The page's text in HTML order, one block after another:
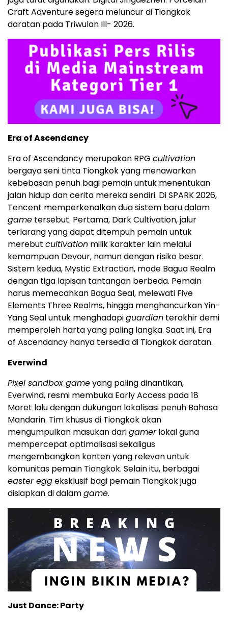
Craft Adventure segera meluncur di Tiongkok
daratan pada Triwulan III- 2026.
Era of Ascendancy
Era of Ascendancy merupakan RPG cultivation
bergaya seni tinta Tiongkok yang menawarkan
kebebasan penuh bagi pemain untuk menentukan
jalan hidup dan cerita mereka sendiri. Di SPARK 2026,
Tencent memperkenalkan dua sistem baru dalam
game tersebut. Pertama, Dark Cultivation, jalur
terlarang yang dapat ditempuh pemain untuk
merebut cultivation milik karakter lain melalui
kemampuan Devour, namun dengan risiko besar.
Sistem kedua, Mystic Extraction, mode Bagua Realm
dengan tiga lapisan tantangan berbeda. Pemain
harus memecahkan Bagua Seal, melewati Five
Elements Three Realms, hingga menghancurkan Yin-
Yang Seal untuk menghadapiguardian terakhir demi
memperoleh harta yang paling langka. Saat ini, Era
of Ascendancy hanya tersedia di Tiongkok daratan.
Everwind
Pixel sandbox gameyang paling dinantikan,
Everwind, resmi membuka Early Access pada 18
Maret lalu dengan dukungan lokalisasi penuh Bahasa
Mandarin. Tim khusus di Tiongkok akan
mengumpulkan masukan darigamerlokal guna
mempercepat optimalisasi sekaligus
mengembangkan konten yang relevan untuk
komunitas pemain Tiongkok. Selain itu, berbagai
easter eggeksklusif bagi pemain Tiongkok juga
disiapkan di dalamgame.
Just Dance: Party